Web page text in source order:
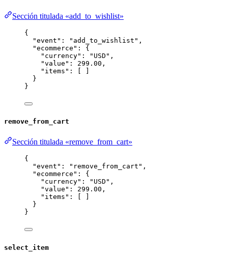
Sección titulada «add_to_wishlist»
{
"event" : " add_to_wishlist " ,
"ecommerce" : {
"currency" : " USD " ,
"value" : 299.00 ,
"items" : [ ]
}
}
remove_from_cart
Sección titulada «remove_from_cart»
{
"event" : " remove_from_cart " ,
"ecommerce" : {
"currency" : " USD " ,
"value" : 299.00 ,
"items" : [ ]
}
}
select_item